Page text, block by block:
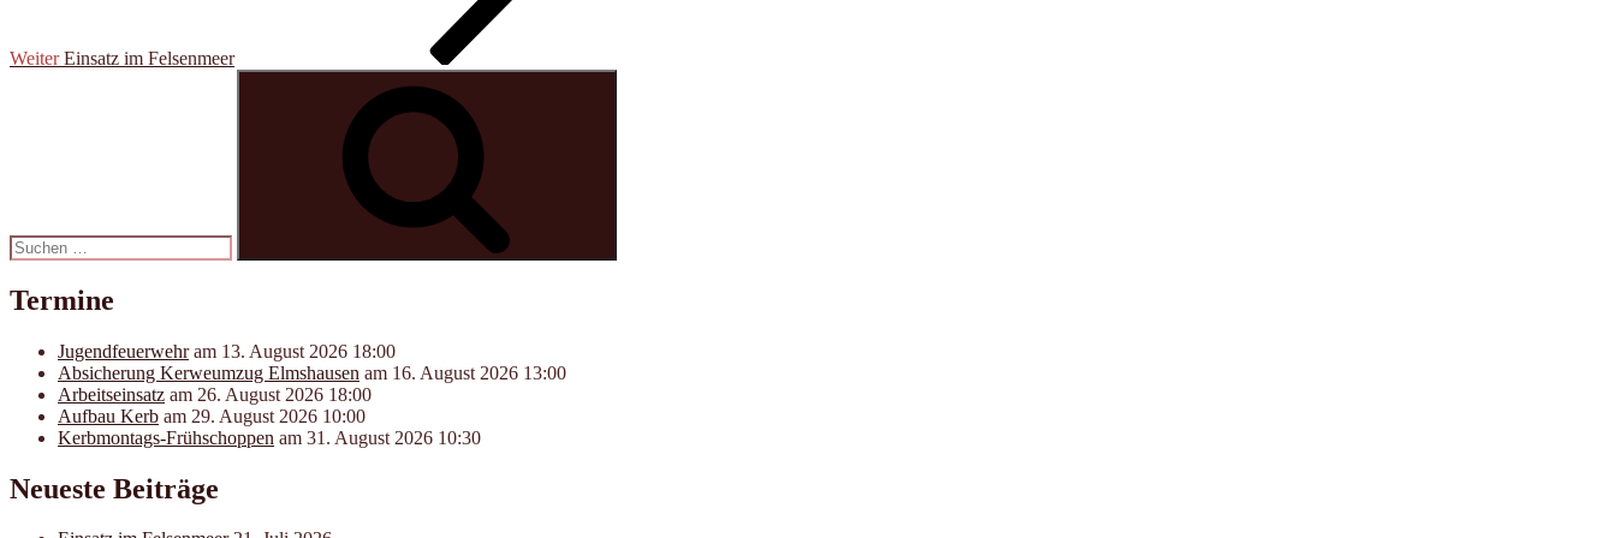
Weiter Einsatz im Felsenmeer
Termine
Jugendfeuerwehram 13. August 2026 18:00
Absicherung Kerweumzug Elmshausen am 16. August 2026 13:00
Arbeitseinsatz am 26. August 2026 18:00
Aufbau Kerb am 29. August 2026 10:00
Kerbmontags-Frühschoppen am 31. August 2026 10:30
Neueste Beiträge